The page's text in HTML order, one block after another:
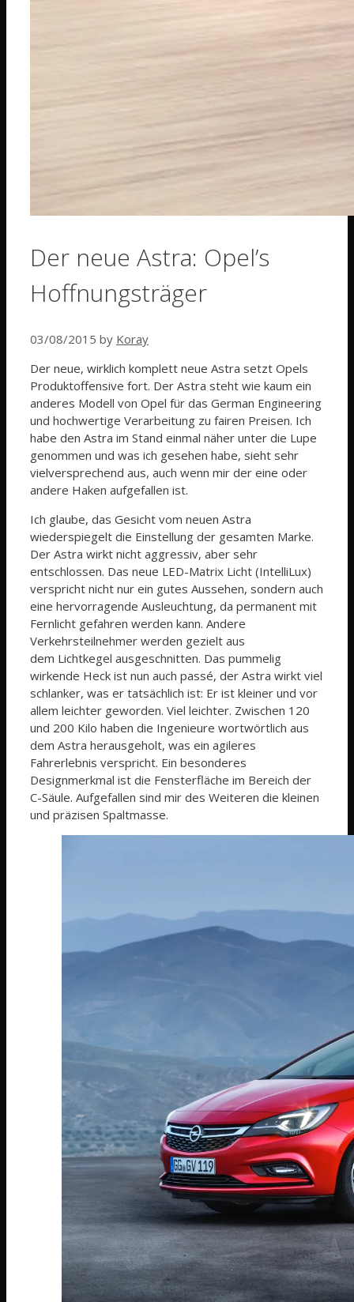
Der neue Astra: Opel’s
Hoffnungsträger
03/08/2015 by Koray
Der neue, wirklich komplett neue Astra setzt Opels
Produktoffensive fort. Der Astra steht wie kaum ein
anderes Modell von Opel für das German Engineering
und hochwertige Verarbeitung zu fairen Preisen. Ich
habe den Astra im Stand einmal näher unter die Lupe
genommen und was ich gesehen habe, sieht sehr
vielversprechend aus, auch wenn mir der eine oder
andere Haken aufgefallen ist.
Ich glaube, das Gesicht vom neuen Astra
wiederspiegelt die Einstellung der gesamten Marke.
Der Astra wirkt nicht aggressiv, aber sehr
entschlossen. Das neue LED-Matrix Licht (IntelliLux)
verspricht nicht nur ein gutes Aussehen, sondern auch
eine hervorragende Ausleuchtung, da permanent mit
Fernlicht gefahren werden kann. Andere
Verkehrsteilnehmer werden gezielt aus
dem Lichtkegel ausgeschnitten. Das pummelig
wirkende Heck ist nun auch passé, der Astra wirkt viel
schlanker, was er tatsächlich ist: Er ist kleiner und vor
allem leichter geworden. Viel leichter. Zwischen 120
und 200 Kilo haben die Ingenieure wortwörtlich aus
dem Astra herausgeholt, was ein agileres
Fahrerlebnis verspricht. Ein besonderes
Designmerkmal ist die Fensterfläche im Bereich der
C-Säule. Aufgefallen sind mir des Weiteren die kleinen
und präzisen Spaltmasse.